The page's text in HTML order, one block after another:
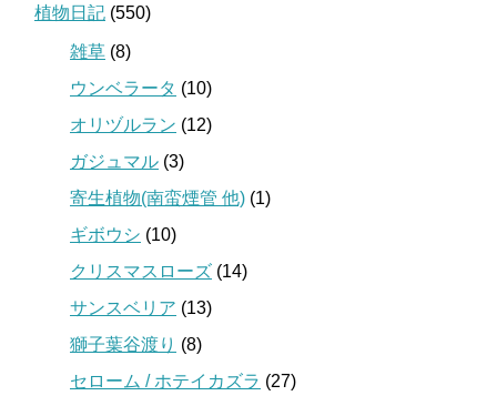
植物日記 (550)
雑草 (8)
ウンベラータ (10)
オリヅルラン (12)
ガジュマル (3)
寄生植物(南蛮煙管 他) (1)
ギボウシ (10)
クリスマスローズ (14)
サンスベリア (13)
獅子葉谷渡り (8)
セローム / ホテイカズラ (27)